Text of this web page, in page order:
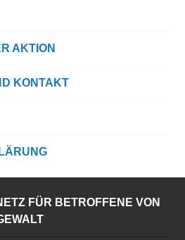
AKTION
KONTAKT
FÜR BETROFFENE VON